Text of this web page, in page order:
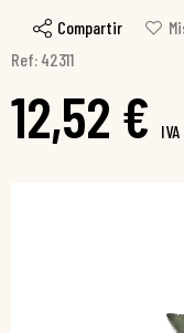
Compartir
Ref: 42311
12,52 €